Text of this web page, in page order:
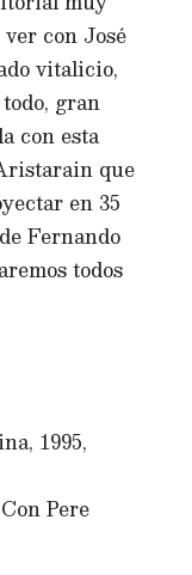
con José
vitalicio,
gran
con esta
que
en 35
Fernando
todos
1995,
Pere